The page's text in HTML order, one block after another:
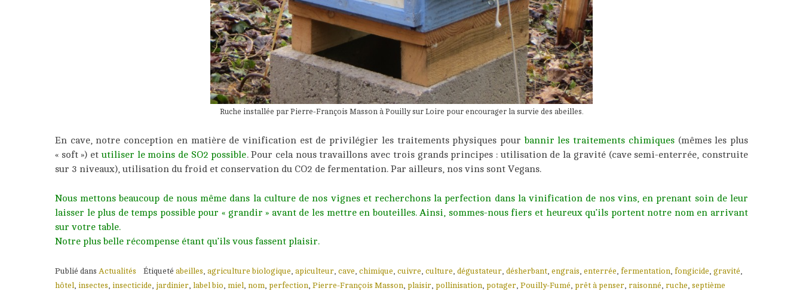
Ruche installée par Pierre-François Masson à Pouilly sur Loire pour encourager la survie des abeilles.
En cave, notre conception en matière de vinification est de privilégier les traitements physiques pour bannir les traitements chimiques(mêmes les plus
« soft ») etutiliser le moins de SO2 possible. Pour cela nous travaillons avec trois grands principes : utilisation de la gravité (cave semi-enterrée, construite
sur 3 niveaux), utilisation du froid et conservation du CO2 de fermentation. Par ailleurs, nos vins sont Vegans.
Nous mettons beaucoup de nous même dans la culture de nos vignes et recherchons la perfection dans la vinification de nos vins, en prenant soin de leur
laisser le plus de temps possible pour « grandir » avant de les mettre en bouteilles. Ainsi, sommes-nous fiers et heureux qu’ils portentnotre nomen arrivant
sur votre table.
Notre plus belle récompense étant qu’ils vous fassent plaisir.
Publié dans Actualités Étiqueté abeilles, agriculture biologique, apiculteur, cave, chimique, cuivre, culture, dégustateur, désherbant, engrais, enterrée, fermentation, fongicide, gravité,
hôtel, insectes, insecticide, jardinier, label bio, miel, nom, perfection, Pierre-François Masson, plaisir, pollinisation, potager, Pouilly-Fumé, prêt à penser, raisonné, ruche, septième